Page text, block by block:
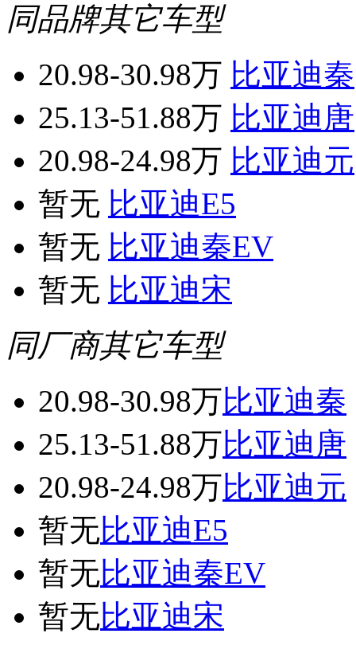
同品牌其它车型
20.98-30.98万 比亚迪秦
25.13-51.88万 比亚迪唐
20.98-24.98万 比亚迪元
暂无 比亚迪E5
暂无 比亚迪秦EV
暂无 比亚迪宋
同厂商其它车型
20.98-30.98万比亚迪秦
25.13-51.88万比亚迪唐
20.98-24.98万比亚迪元
暂无比亚迪E5
暂无比亚迪秦EV
暂无比亚迪宋